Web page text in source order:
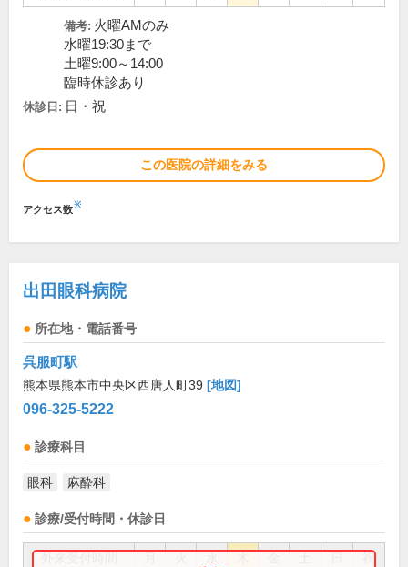
備考: 火曜AMのみ
水曜19:30まで
土曜9:00～14:00
臨時休診あり
休診日: 日・祝
この医院の詳細をみる
アクセス数※
出田眼科病院
所在地・電話番号
呉服町駅
熊本県熊本市中央区西唐人町39 [地図]
096-325-5222
診療科目
眼科 麻酔科
診療/受付時間・休診日
祝